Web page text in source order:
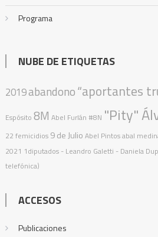
Programa
NUBE DE ETIQUETAS
2019abandono“aportantes
Espósito 8M Abel Furlán #8N "Pity"
22 femicidios 9 de Julio Abel Pintosabal
2021 1diputados - Leandro Galetti - Daniela
telefónica)
ACCESOS
Publicaciones